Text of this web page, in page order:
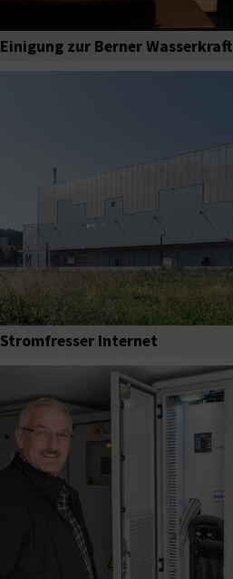
Einigung zur Berner Wasserkraft
Stromfresser Internet